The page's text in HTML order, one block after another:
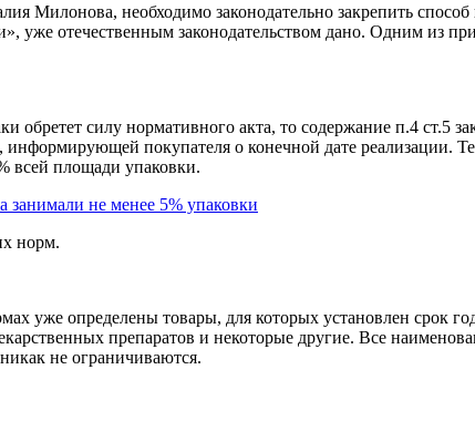
Милонова, необходимо законодательно закрепить
уже отечественным законодательством дано. Одним из
силу нормативного акта, то содержание п.4 ст.5
информирующей покупателя о конечной дате
всей площади упаковки.
норм.
уже определены товары, для которых установлен срок
препаратов и некоторые другие. Все
не ограничиваются.